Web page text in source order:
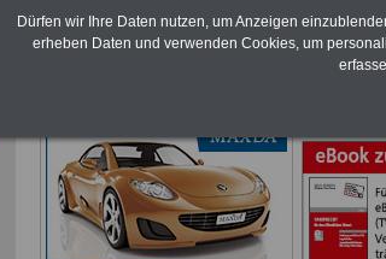
für Beamte und Arbeitnehmer). Daneben bieten
Nebenjob, Musterformular für den Teilzeitantrag
Hier den schufafreien Kredit der Sigma
Dürfen wir Ihre Daten nutzen, um Anzeigen
erheben Daten und verwenden Cookies, um